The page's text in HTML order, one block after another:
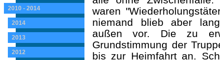
2010 - 2014
2014
2013
2012
waren
niemand blieb aber
außen vor. Die zu
Grundstimmung der
bis zur Heimfahrt an.